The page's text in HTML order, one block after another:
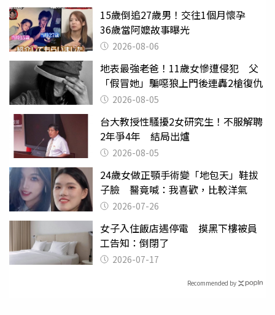
15歲倒追27歲男！交往1個月懷孕
36歲當阿嬤故事曝光
2026-08-06
地表最強老爸！11歲女慘遭侵犯 父
「假冒她」騙噁狼上門後連轟2槍復仇
2026-08-05
台大教授性騷擾2女研究生！不服解聘
2年爭4年 結局出爐
2026-08-05
24歲女做正顎手術變「地包天」鞋拔
子臉 醫竟喊：我喜歡，比較洋氣
2026-07-26
女子入住飯店遇停電 摸黑下樓被員
工告知：倒閉了
2026-07-17
Recommended by